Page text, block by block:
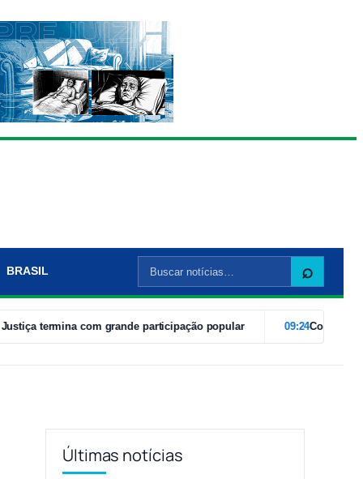
BRASIL
Buscar
por:
⌕
termina com grande participação popular Com
Últimas notícias